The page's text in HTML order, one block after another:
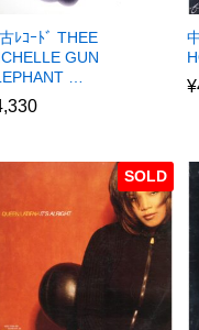
ﾚｺｰﾄﾞ THEE
GUN
…
¥
SOLD